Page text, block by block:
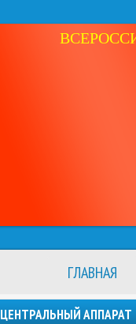
ГЛАВНАЯ
ЦЕНТРАЛЬНЫЙ АППАРАТ